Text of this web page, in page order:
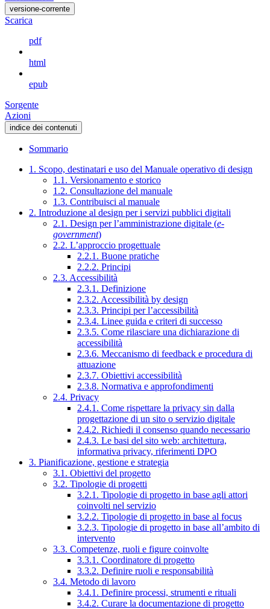
versione-corrente
Scarica
pdf
html
epub
Sorgente
Azioni
indice dei contenuti
Sommario
1. Scopo, destinatari e uso del Manuale operativo di design
1.1. Versionamento e storico
1.2. Consultazione del manuale
1.3. Contribuisci al manuale
2. Introduzione al design per i servizi pubblici digitali
2.1. Design per l’amministrazione digitale (e-
government)
2.2. L’approccio progettuale
2.2.1. Buone pratiche
2.2.2. Principi
2.3. Accessibilità
2.3.1. Definizione
2.3.2. Accessibilità by design
2.3.3. Principi per l’accessibilità
2.3.4. Linee guida e criteri di successo
2.3.5. Come rilasciare una dichiarazione di
accessibilità
2.3.6. Meccanismo di feedback e procedura di
attuazione
2.3.7. Obiettivi accessibilità
2.3.8. Normativa e approfondimenti
2.4. Privacy
2.4.1. Come rispettare la privacy sin dalla
progettazione di un sito o servizio digitale
2.4.2. Richiedi il consenso quando necessario
2.4.3. Le basi del sito web: architettura,
informativa privacy, riferimenti DPO
3. Pianificazione, gestione e strategia
3.1. Obiettivi del progetto
3.2. Tipologie di progetti
3.2.1. Tipologie di progetto in base agli attori
coinvolti nel servizio
3.2.2. Tipologie di progetto in base al focus
3.2.3. Tipologie di progetto in base all’ambito di
intervento
3.3. Competenze, ruoli e figure coinvolte
3.3.1. Coordinatore di progetto
3.3.2. Definire ruoli e responsabilità
3.4. Metodo di lavoro
3.4.1. Definire processi, strumenti e rituali
3.4.2. Curare la documentazione di progetto